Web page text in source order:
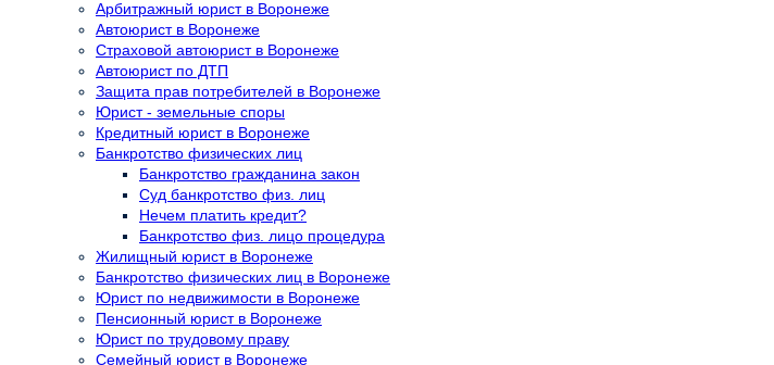
Арбитражный юрист в Воронеже
Автоюрист в Воронеже
Страховой автоюрист в Воронеже
Автоюрист по ДТП
Защита прав потребителей в Воронеже
Юрист - земельные споры
Кредитный юрист в Воронеже
Банкротство физических лиц
Банкротство гражданина закон
Суд банкротство физ. лиц
Нечем платить кредит?
Банкротство физ. лицо процедура
Жилищный юрист в Воронеже
Банкротство физических лиц в Воронеже
Юрист по недвижимости в Воронеже
Пенсионный юрист в Воронеже
Юрист по трудовому праву
Семейный юрист в Воронеже